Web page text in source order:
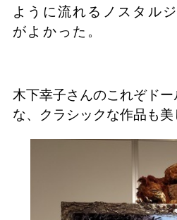
ように流れるノスタル
がよかった。
木下幸子さんのこれぞドー
な、クラシックな作品も美